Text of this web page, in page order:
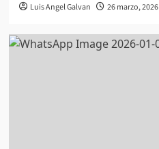
Luis Angel Galvan 26 marzo, 2026